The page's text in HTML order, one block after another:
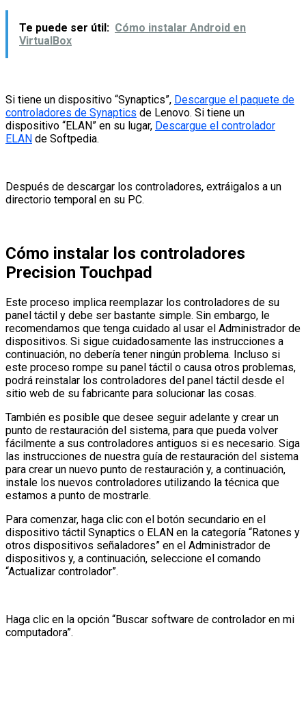
Te puede ser útil: Cómo instalar Android en
VirtualBox
Si tiene un dispositivo “Synaptics”, Descargue el paquete de
controladores de Synaptics de Lenovo. Si tiene un
dispositivo “ELAN” en su lugar, Descargue el controlador
ELAN de Softpedia.
Después de descargar los controladores, extráigalos a un
directorio temporal en su PC.
Cómo instalar los controladores
Precision Touchpad
Este proceso implica reemplazar los controladores de su
panel táctil y debe ser bastante simple. Sin embargo, le
recomendamos que tenga cuidado al usar el Administrador de
dispositivos. Si sigue cuidadosamente las instrucciones a
continuación, no debería tener ningún problema. Incluso si
este proceso rompe su panel táctil o causa otros problemas,
podrá reinstalar los controladores del panel táctil desde el
sitio web de su fabricante para solucionar las cosas.
También es posible que desee seguir adelante y crear un
punto de restauración del sistema, para que pueda volver
fácilmente a sus controladores antiguos si es necesario. Siga
las instrucciones de nuestra guía de restauración del sistema
para crear un nuevo punto de restauración y, a continuación,
instale los nuevos controladores utilizando la técnica que
estamos a punto de mostrarle.
Para comenzar, haga clic con el botón secundario en el
dispositivo táctil Synaptics o ELAN en la categoría “Ratones y
otros dispositivos señaladores” en el Administrador de
dispositivos y, a continuación, seleccione el comando
“Actualizar controlador”.
Haga clic en la opción “Buscar software de controlador en mi
computadora”.